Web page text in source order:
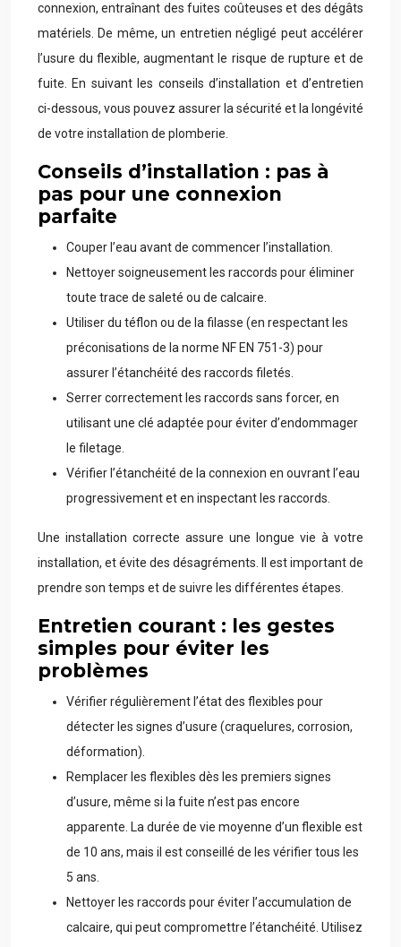
connexion, entraînant des fuites coûteuses et des dégâts
matériels. De même, un entretien négligé peut accélérer
l’usure du flexible, augmentant le risque de rupture et de
fuite. En suivant les conseils d’installation et d’entretien
ci-dessous, vous pouvez assurer la sécurité et la longévité
de votre installation de plomberie.
Conseils d’installation : pas à
pas pour une connexion
parfaite
Couper l’eau avant de commencer l’installation.
Nettoyer soigneusement les raccords pour éliminer
toute trace de saleté ou de calcaire.
Utiliser du téflon ou de la filasse (en respectant les
préconisations de la norme NF EN 751-3) pour
assurer l’étanchéité des raccords filetés.
Serrer correctement les raccords sans forcer, en
utilisant une clé adaptée pour éviter d’endommager
le filetage.
Vérifier l’étanchéité de la connexion en ouvrant l’eau
progressivement et en inspectant les raccords.
Une installation correcte assure une longue vie à votre
installation, et évite des désagréments. Il est important de
prendre son temps et de suivre les différentes étapes.
Entretien courant : les gestes
simples pour éviter les
problèmes
Vérifier régulièrement l’état des flexibles pour
détecter les signes d’usure (craquelures, corrosion,
déformation).
Remplacer les flexibles dès les premiers signes
d’usure, même si la fuite n’est pas encore
apparente. La durée de vie moyenne d’un flexible est
de 10 ans, mais il est conseillé de les vérifier tous les
5 ans.
Nettoyer les raccords pour éviter l’accumulation de
calcaire, qui peut compromettre l’étanchéité. Utilisez